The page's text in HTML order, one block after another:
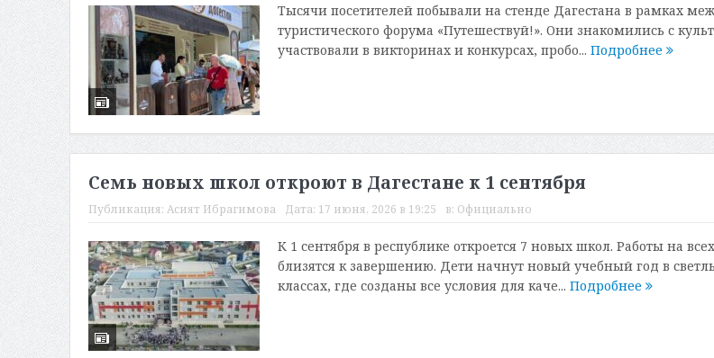
Тысячи посетителей побывали на стенде Дагестана в рамках
туристического форума «Путешествуй!». Они знакомились с
участвовали в викторинах и конкурсах, пробо... Подробнее
Семь новых школ откроют в Дагестане к 1 сентября
Публикация: Асият Ибрагимова Дата: 17 июня, 2026 в 19:25 в: Официально
К 1 сентября в республике откроется 7 новых школ. Работы на
близятся к завершению. Дети начнут новый учебный год в
классах, где созданы все условия для каче... Подробнее